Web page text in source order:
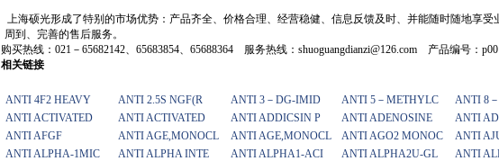
上海硕光形成了特别的市场优势：产品齐全、价格合理、经营稳健、信息反馈及时、并能随时随地享受
周到、完善的售后服务。
购买热线：021－65682142、65683854、65688364 服务热线：shuoguangdianzi@126.com 产品编号：
相关链接
ANTI 4F2 HEAVY ANTI 2.5S NGF(R ANTI 3－DG-IMID ANTI 5－METHYLC ANTI 8
ANTI ACTIVATED
ANTI ACTIVATED ANTI ADDICSIN P ANTI ADENOSINE ANTI
ANTI AFGF
ANTI AGE,MONOCL ANTI AGE,MONOCL ANTI AGO2 MONOC ANTI
ANTI ALPHA-1MIC
ANTI ALPHA INTE ANTI ALPHA1-ACI ANTI ALPHA2U-GL ANTI